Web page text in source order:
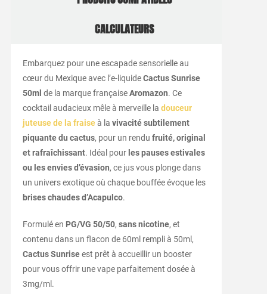
CALCULATEURS
Embarquez pour une escapade sensorielle au
cœur du Mexique avec l’e-liquideCactus Sunrise
50ml de la marque françaiseAromazon. Ce
cocktail audacieux mêle à merveille la douceur
juteuse de la fraiseà la vivacité subtilement
piquante du cactus, pour un rendu fruité, original
et rafraîchissant. Idéal pour les pauses estivales
ou les envies d’évasion, ce jus vous plonge dans
un univers exotique où chaque bouffée évoque les
brises chaudes d’Acapulco.
Formulé en PG/VG 50/50, sans nicotine, et
contenu dans un flacon de 60ml rempli à 50ml,
Cactus Sunriseest prêt à accueillir un booster
pour vous offrir une vape parfaitement dosée à
3mg/ml.